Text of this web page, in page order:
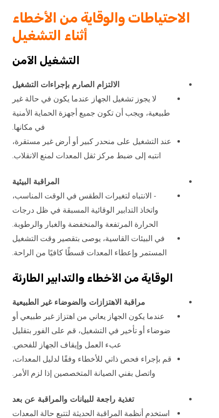
الاحتياطات والوقاية من الأخطاء
أثناء التشغيل
التشغيل الآمن
الالتزام الصارم بإجراءات التشغيل
لا يجوز تشغيل الجهاز عندما يكون في حالة غير
طبيعية، ويجب أن تكون جميع أجهزة الحماية الأمنية
في مكانها.
عند التشغيل على منحدر كبير أو أرض غير مستقرة،
انتبه إلى ضبط مركز ثقل المعدات لمنع الانقلاب.
المراقبة البيئية
- الانتباه لتغيرات الطقس في الوقت المناسب،
واتخاذ التدابير الوقائية المسبقة في ظل درجات
الحرارة المرتفعة والمنخفضة والغبار والرطوبة.
في البيئات القاسية، يوصى بتقصير وقت التشغيل
المستمر وإعطاء المعدات قسطًا كافيًا من الراحة.
الوقاية من الأخطاء والتدابير الطارئة
مراقبة الاهتزازات والضوضاء غير الطبيعية
عندما يكون الجهاز يعاني من اهتزاز غير طبيعي أو
ضوضاء أو تأخير في التشغيل، قم على الفور بتقليل
عبء العمل وإيقاف الجهاز للفحص.
قم بإجراء فحص ذاتي للأخطاء وفقًا لدليل المعدات،
واتصل بفني الصيانة المتخصصين إذا لزم الأمر.
تغذية راجعة للبيانات والمراقبة عن بعد
استخدم أنظمة المراقبة الحديثة لتتبع حالة المعدات